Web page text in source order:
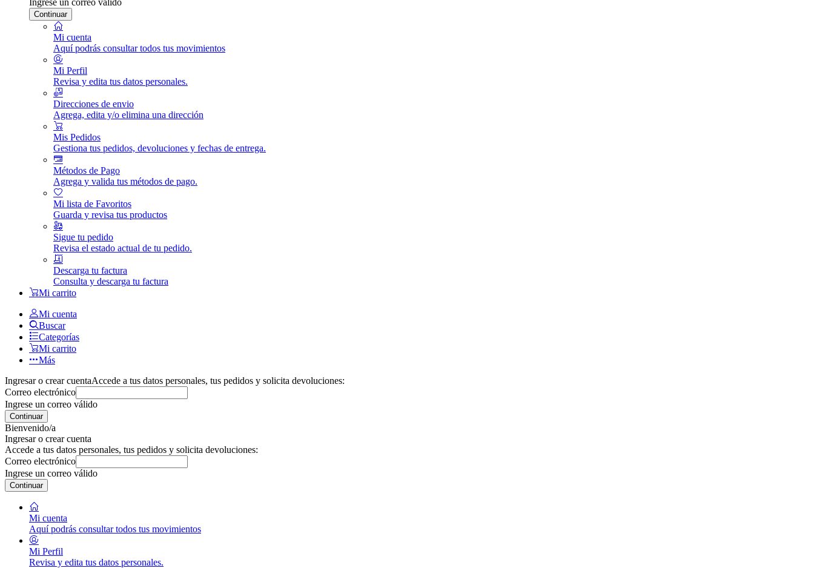
Continuar
Mi cuenta
Aquí podrás consultar todos tus movimientos
Mi Perfil
Revisa y edita tus datos personales.
Direcciones de envio
Agrega, edita y/o elimina una dirección
Mis Pedidos
Gestiona tus pedidos, devoluciones y fechas de entrega.
Métodos de Pago
Agrega y valida tus métodos de pago.
Mi lista de Favoritos
Guarda y revisa tus productos
Sigue tu pedido
Revisa el estado actual de tu pedido.
Descarga tu factura
Consulta y descarga tu factura
Mi carrito
Mi cuenta
Buscar
Categorías
Mi carrito
Más
Ingresar o crear cuentaAccede a tus datos personales, tus pedidos y solicita devoluciones:
Correo electrónico
Ingrese un correo válido
Continuar
Bienvenido/a
Ingresar o crear cuenta
Accede a tus datos personales, tus pedidos y solicita devoluciones:
Correo electrónico
Ingrese un correo válido
Continuar
Mi cuenta
Aquí podrás consultar todos tus movimientos
Mi Perfil
Revisa y edita tus datos personales.